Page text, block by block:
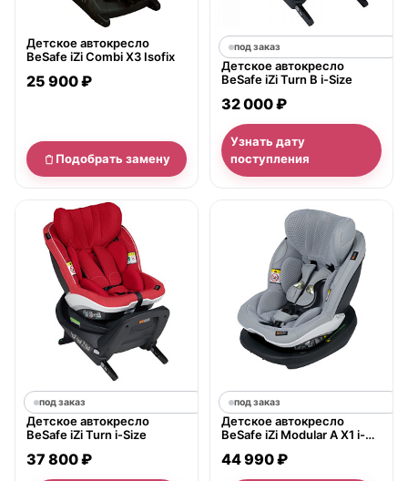
Детское автокресло
BeSafe iZi Combi X3 Isofix
25 900 ₽
Подобрать замену
под заказ
Детское автокресло
BeSafe iZi Turn B i-Size
32 000 ₽
Узнать дату
поступления
под заказ
Детское автокресло
BeSafe iZi Turn i-Size
37 800 ₽
под заказ
Детское автокресло
BeSafe iZi Modular A X1 i-
44 990 ₽